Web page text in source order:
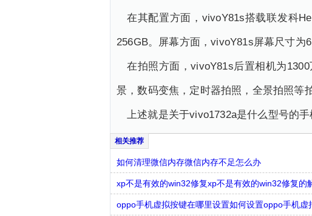
在其配置方面，vivoY81s搭载联发科
256GB。屏幕方面，vivoY81s屏幕尺寸为
在拍照方面，vivoY81s后置相机为
景，数码变焦，定时器拍照，全景拍照等
上述就是关于vivo1732a是什么型号的
如何清理微信内存微信内存不足怎么办
xp不是有效的win32修复xp不是有效的win32修复的
oppo手机虚拟按键在哪里设置如何设置oppo手机虚